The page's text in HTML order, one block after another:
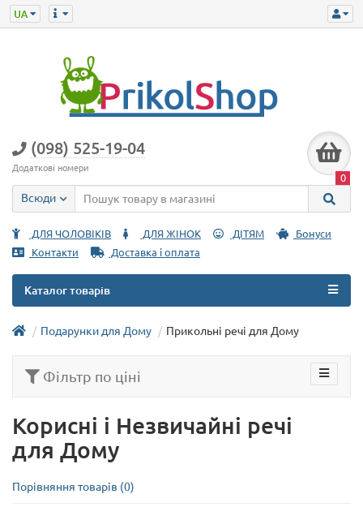
(098) 525-19-04
Додаткові номери
0
Всюди
ДЛЯ ЧОЛОВІКІВ ДЛЯ ЖІНОК ДІТЯМ
Бонуси
Контакти
Доставка і оплата
Каталог товарів
Подарунки для Дому Прикольні речі для Дому
Фільтр по ціні
Корисні і Незвичайні речі
для Дому
Порівняння товарів (0)